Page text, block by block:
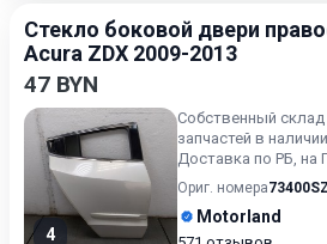
Стекло боковой двери
Acura ZDX 2009-2013
47 BYN
4
Собственный склад
запчастей в
Доставка по РБ, на
получения
Ориг. номера
Motorland